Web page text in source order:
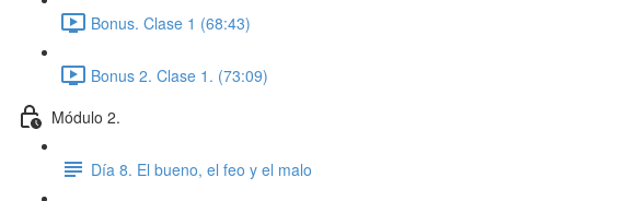
Bonus. Clase 1 (68:43)
Bonus 2. Clase 1. (73:09)
Módulo 2.
Día 8. El bueno, el feo y el malo